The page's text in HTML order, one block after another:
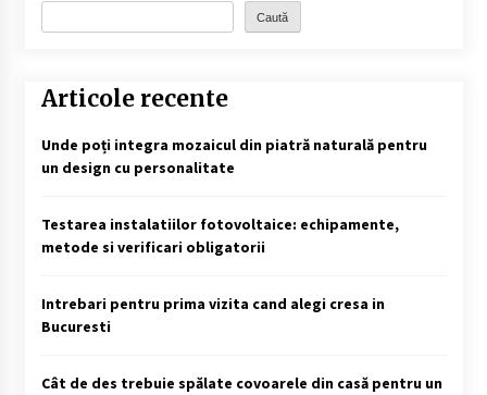
Caută
Articole recente
Unde poți integra mozaicul din piatră naturală pentru
un design cu personalitate
Testarea instalatiilor fotovoltaice: echipamente,
metode si verificari obligatorii
Intrebari pentru prima vizita cand alegi cresa in
Bucuresti
Cât de des trebuie spălate covoarele din casă pentru un